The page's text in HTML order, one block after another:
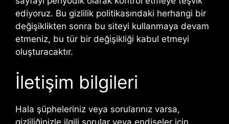
ediyoruz. Bu gizlilik politikasındaki herhangi bir
değişiklikten sonra bu siteyi kullanmaya devam
etmeniz, bu tür bir değişikliği kabul etmeyi
oluşturacaktır.
İletişim bilgileri
Hala şüpheleriniz veya sorularınız varsa,
gizliliğinizle ilgili sorular veya endişeler için